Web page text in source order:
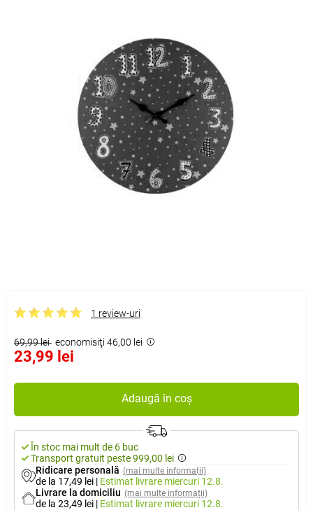
1 review-uri
69,99 lei economisiţi 46,00 lei
23,99 lei
Adaugă în coș
În stoc mai mult de 6 buc
Transport gratuit peste 999,00 lei
Ridicare personală (mai multe informații)
de la 17,49 lei | Estimat livrare miercuri 12.8.
Livrare la domiciliu (mai multe informații)
de la 23,49 lei | Estimat livrare miercuri 12.8.